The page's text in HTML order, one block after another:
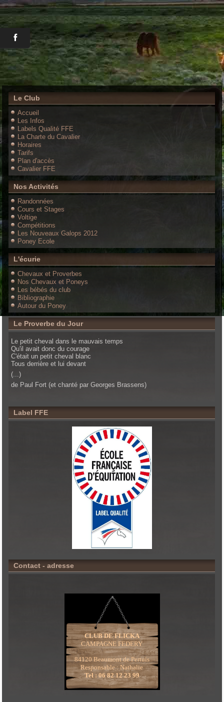
Le Club
Accueil
Les Infos
Labels Qualité FFE
La Charte du Cavalier
Horaires
Tarifs
Plan d'accès
Cavalier FFE
Nos Activités
Randonnées
Cours et Stages
Voltige
Compétitions
Les Nouveaux Galops 2012
Poney Ecole
L'écurie
Chevaux et Proverbes
Nos Chevaux et Poneys
Les bébés du club
Bibliographie
Autour du Poney
Le Proverbe du Jour
Le petit cheval dans le mauvais temps
Qu'il avait donc du courage
C'était un petit cheval blanc
Tous derrière et lui devant
(...)
de Paul Fort (et chanté par Georges Brassens)
Label FFE
Contact - adresse
CLUB DE FLICKA
CAMPAGNE FEDERY
84120 Beaumont de Pertuis
Responsable : Nathalie
Tel : 06 82 12 23 99